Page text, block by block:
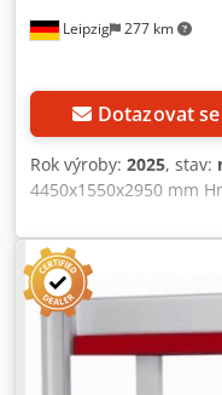
Leipzig 277 km
Dotazovat se
Rok výroby: 2025, stav:
4450x1550x2950 mm
kW Zdvihový lis SOLID
4000 mm - Celkový
válců Ø 80 mm - zdvih
mm - Hydraulické
ukazatelem žádané a
shora dolů -
Bezpečnostní